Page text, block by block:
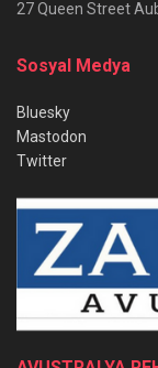
27 Queen Street
Sosyal Medya
Bluesky
Mastodon
Twitter